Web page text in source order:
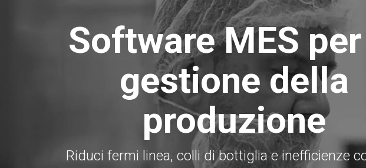
Software MES
gestione della
produzione
Riduci fermi linea, colli di bottiglia e inefficienze